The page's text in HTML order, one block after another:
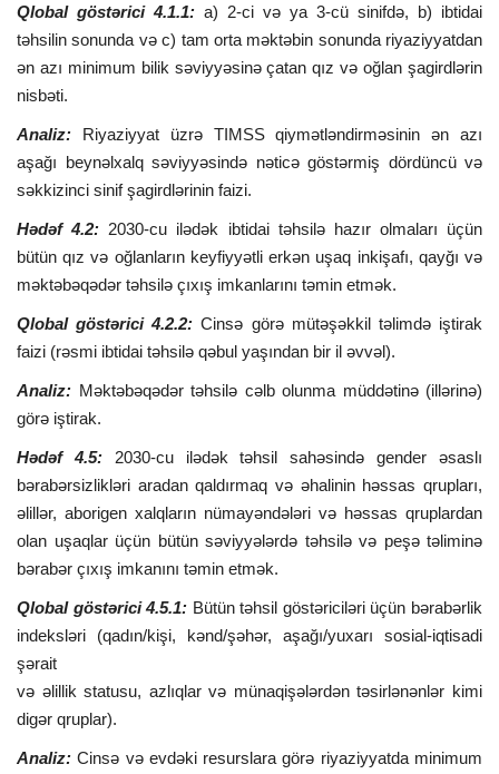
Qlobal göstərici 4.1.1: a) 2-ci və ya 3-cü sinifdə, b) ibtidai
təhsilin sonunda və c) tam orta məktəbin sonunda riyaziyyatdan
ən azı minimum bilik səviyyəsinə çatan qız və oğlan şagirdlərin
nisbəti.
Analiz: Riyaziyyat üzrə TIMSS qiymətləndirməsinin ən azı
aşağı beynəlxalq səviyyəsində nəticə göstərmiş dördüncü və
səkkizinci sinif şagirdlərinin faizi.
Hədəf 4.2: 2030-cu ilədək ibtidai təhsilə hazır olmaları üçün
bütün qız və oğlanların keyfiyyətli erkən uşaq inkişafı, qayğı və
məktəbəqədər təhsilə çıxış imkanlarını təmin etmək.
Qlobal göstərici 4.2.2: Cinsə görə mütəşəkkil təlimdə iştirak
faizi (rəsmi ibtidai təhsilə qəbul yaşından bir il əvvəl).
Analiz: Məktəbəqədər təhsilə cəlb olunma müddətinə (illərinə)
görə iştirak.
Hədəf 4.5:2030-cu ilədək təhsil sahəsində gender əsaslı
bərabərsizlikləri aradan qaldırmaq və əhalinin həssas qrupları,
əlillər, aborigen xalqların nümayəndələri və həssas qruplardan
olan uşaqlar üçün bütün səviyyələrdə təhsilə və peşə təliminə
bərabər çıxış imkanını təmin etmək.
Qlobal göstərici 4.5.1: Bütün təhsil göstəriciləri üçün bərabərlik
indeksləri (qadın/kişi, kənd/şəhər, aşağı/yuxarı sosial-iqtisadi
şərait
və əlillik statusu, azlıqlar və münaqişələrdən təsirlənənlər kimi
digər qruplar).
Analiz: Cinsə və evdəki resurslara görə riyaziyyatda minimum